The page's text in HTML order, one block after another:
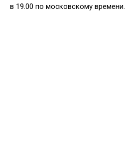
в 19.00 по московскому времени.